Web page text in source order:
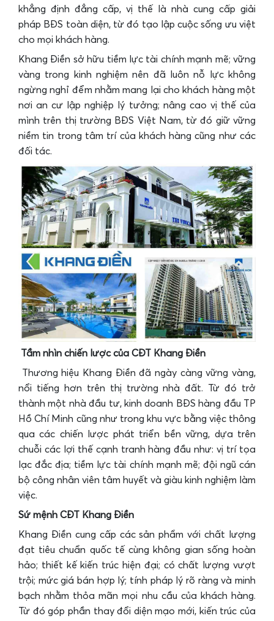
khẳng định đẳng cấp, vị thế là nhà cung cấp giải
pháp BĐS toàn diện, từ đó tạo lập cuộc sống ưu việt
cho mọi khách hàng.
Khang Điền sở hữu tiềm lực tài chính mạnh mẽ; vững
vàng trong kinh nghiệm nên đã luôn nỗ lực không
ngừng nghỉ đểm nhằm mang lại cho khách hàng một
nơi an cư lập nghiệp lý tưởng; nâng cao vị thế của
mình trên thị trường BĐS Việt Nam, từ đó giữ vững
niềm tin trong tâm trí của khách hàng cũng như các
đối tác.
Tầm nhìn chiến lược của CĐT Khang Điền
Thương hiệu Khang Điền đã ngày càng vững vàng,
nổi tiếng hơn trên thị trường nhà đất. Từ đó trở
thành một nhà đầu tư, kinh doanh BĐS hàng đầu TP
Hồ Chí Minh cũng như trong khu vực bằng việc thông
qua các chiến lược phát triển bền vững, dựa trên
chuỗi các lợi thế cạnh tranh hàng đầu như: vị trí tọa
lạc đắc địa; tiềm lực tài chính mạnh mẽ; đội ngũ cán
bộ công nhân viên tâm huyết và giàu kinh nghiệm làm
việc.
Sứ mệnh CĐT Khang Điền
Khang Điền cung cấp các sản phẩm với chất lượng
đạt tiêu chuẩn quốc tế cùng không gian sống hoàn
hảo; thiết kế kiến trúc hiện đại; có chất lượng vượt
trội; mức giá bán hợp lý; tính pháp lý rõ ràng và minh
bạch nhằm thỏa mãn mọi nhu cầu của khách hàng.
Từ đó góp phần thay đổi diện mạo mới, kiến trúc của